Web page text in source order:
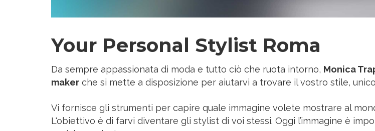
Your Personal Stylist Roma
Da sempre appassionata di moda e tutto ciò che ruota intorno, Monica
maker che si mette a disposizione per aiutarvi a trovare il vostro stile,
Vi fornisce gli strumenti per capire quale immagine volete mostrare al
L'obiettivo è di farvi diventare gli stylist di voi stessi. Oggi l’immagine è